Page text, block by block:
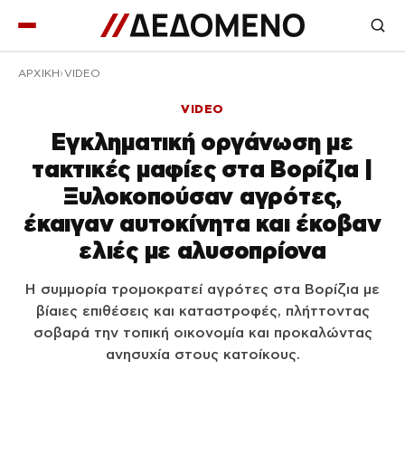
ΑΡΧΙΚΉ VIDEO
VIDEO
Εγκληματική οργάνωση με
τακτικές μαφίες στα Βορίζια |
Ξυλοκοπούσαν αγρότες,
έκαιγαν αυτοκίνητα και έκοβαν
ελιές με αλυσοπρίονα
Η συμμορία τρομοκρατεί αγρότες στα Βορίζια με
βίαιες επιθέσεις και καταστροφές, πλήττοντας
σοβαρά την τοπική οικονομία και προκαλώντας
ανησυχία στους κατοίκους.